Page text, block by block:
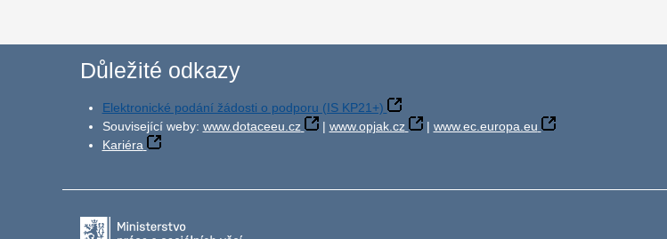
Důležité odkazy
Elektronické podání žádosti o podporu (IS KP21+)
Související weby: www.dotaceeu.cz | www.opjak.cz | www.ec.europa.eu
Kariéra